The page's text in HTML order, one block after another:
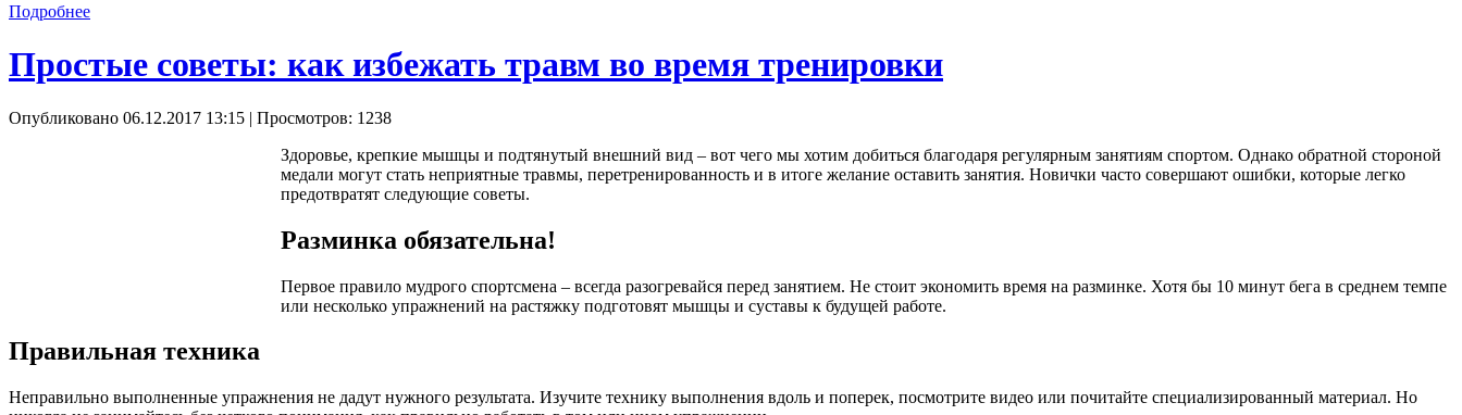
Подробнее
Простые советы: как избежать травм во время тренировки
Опубликовано 06.12.2017 13:15 | Просмотров: 1238
Здоровье, крепкие мышцы и подтянутый внешний вид – вот чего мы хотим добиться благодаря регулярным занятиям спортом. Однако обратной стороной
медали могут стать неприятные травмы, перетренированность и в итоге желание оставить занятия. Новички часто совершают ошибки, которые легко
предотвратят следующие советы.
Разминка обязательна!
Первое правило мудрого спортсмена – всегда разогревайся перед занятием. Не стоит экономить время на разминке. Хотя бы 10 минут бега в среднем темпе
или несколько упражнений на растяжку подготовят мышцы и суставы к будущей работе.
Правильная техника
Неправильно выполненные упражнения не дадут нужного результата. Изучите технику выполнения вдоль и поперек, посмотрите видео или почитайте специализированный материал. Но